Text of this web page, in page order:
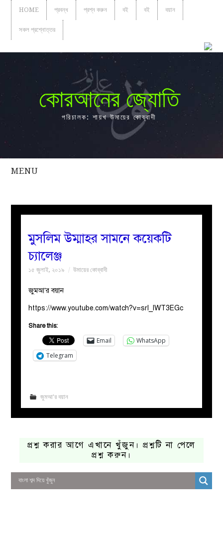
HOME প্রবন্ধ প্রশ্ন করুন বই বই বয়ান
সকল প্রশ্নোত্তর
কোরআনের জ্যোতি
পরিচালক: শায়খ উমায়ের কোব্বাদী
MENU
সকল
বয়ান
নারীদের
পাতা
ইসলাহী
মজলিস
করুন
মুসলিম উম্মাহর সামনে কয়েকটি
চ্যালেঞ্জ
১৫ জুলাই, ২০১৯ উমায়ের কোব্বাদী
জুমআ’র বয়ান
https://www.youtube.com/watch?v=srl_lWT3EGc
Share this:
Email
WhatsApp
Telegram
জুমআ'র বয়ান
প্রশ্ন করার আগে এখানে খুঁজুন। প্রশ্নটি না পেলে
প্রশ্ন করুন।